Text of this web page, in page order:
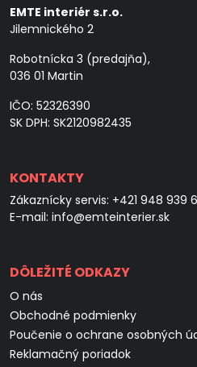
EMTE interiér s.r.o.
Jilemnického 2
Robotnícka 3 (predajňa),
036 01 Martin
IČO: 52326390
SK DPH: SK2120982435
KONTAKTY
Zákaznícky servis: +421 948 939
E-mail: info@emteinterier.sk
DÔLEŽITÉ ODKAZY
O nás
Obchodné podmienky
Poučenie o ochrane osobných
Reklamačný poriadok